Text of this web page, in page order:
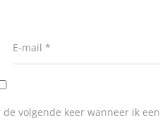
E-mail *
volgende keer wanneer ik